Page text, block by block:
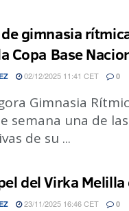
gimnasia
Copa Base
02/12/2025 11:41 CET 0
Gimnasia
semana una de
de su ...
del Virka
23/11/2025 16:46 CET 0